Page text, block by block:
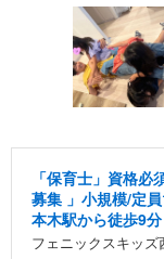
「保育士」資格
募集 」小規模/定
本木駅から徒歩9分
フェニックスキッズ